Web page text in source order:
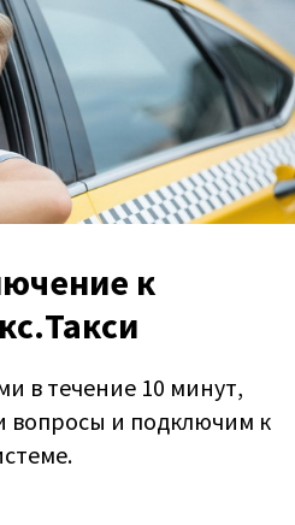
к
в течение 10 минут,
вопросы и подключим к